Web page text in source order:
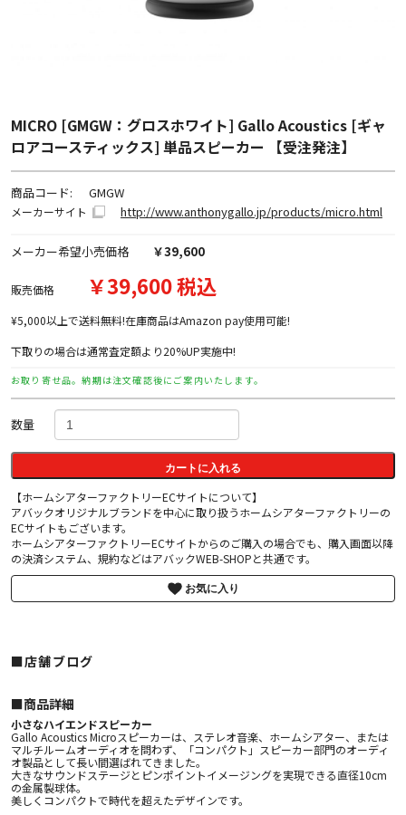
MICRO [GMGW：グロスホワイト] Gallo Acoustics [ギャ
ロアコースティックス] 単品スピーカー 【受注発注】
商品コード: GMGW
メーカーサイト http://www.anthonygallo.jp/products/micro.html
メーカー希望小売価格 ￥39,600
販売価格 ￥39,600 税込
¥5,000以上で送料無料!在庫商品はAmazon pay使用可能!
下取りの場合は通常査定額より20%UP実施中!
お取り寄せ品。納期は注文確認後にご案内いたします。
数量
カートに入れる
【ホームシアターファクトリーECサイトについて】
アバックオリジナルブランドを中心に取り扱うホームシアターファクトリーの
ECサイトもございます。
ホームシアターファクトリーECサイトからのご購入の場合でも、購入画面以降
の決済システム、規約などはアバックWEB-SHOPと共通です。
お気に入り
■店舗ブログ
■︎商品詳細
小さなハイエンドスピーカー
Gallo Acoustics Microスピーカーは、ステレオ音楽、ホームシアター、または
マルチルームオーディオを問わず、「コンパクト」スピーカー部門のオーディ
オ製品として長い間選ばれてきました。
大きなサウンドステージとピンポイントイメージングを実現できる直径10cm
の金属製球体。
美しくコンパクトで時代を超えたデザインです。